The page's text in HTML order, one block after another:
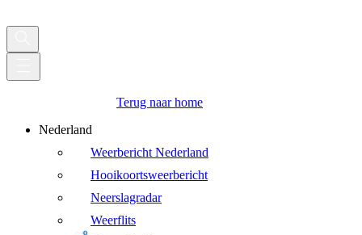
Terug naar home
Nederland
Weerbericht Nederland
Hooikoortsweerbericht
Neerslagradar
Weerflits